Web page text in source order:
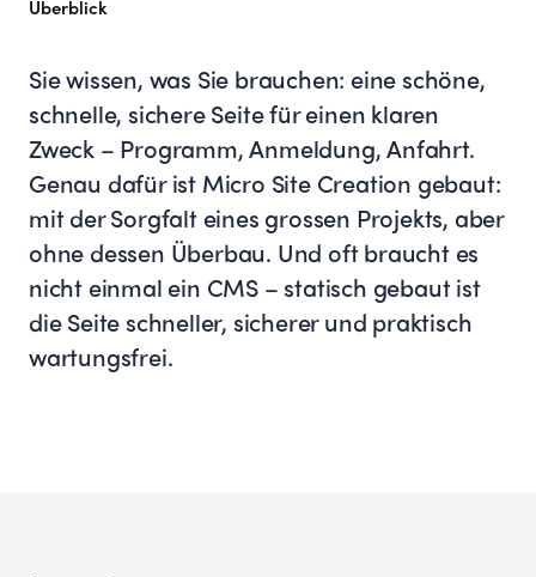
Überblick
Sie wissen, was Sie brauchen: eine schöne,
schnelle, sichere Seite für einen klaren
Zweck – Programm, Anmeldung, Anfahrt.
Genau dafür ist Micro Site Creation gebaut:
mit der Sorgfalt eines grossen Projekts, aber
ohne dessen Überbau. Und oft braucht es
nicht einmal ein CMS – statisch gebaut ist
die Seite schneller, sicherer und praktisch
wartungsfrei.